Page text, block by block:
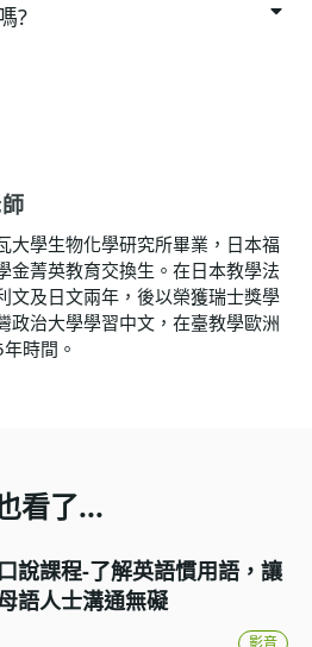
?
大學生物化學研究所畢業，日本福
金菁英教育交換生。在日本教學法
文及日文兩年，後以榮獲瑞士獎學
政治大學學習中文，在臺教學歐洲
時間。
看了...
說課程-了解英語慣用語，讓
語人士溝通無礙
影音